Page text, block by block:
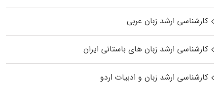
کارشناسی ارشد زبان عربی
کارشناسی ارشد زبان‌ های باستانی ایران
کارشناسی ارشد زبان و ادبیات اردو